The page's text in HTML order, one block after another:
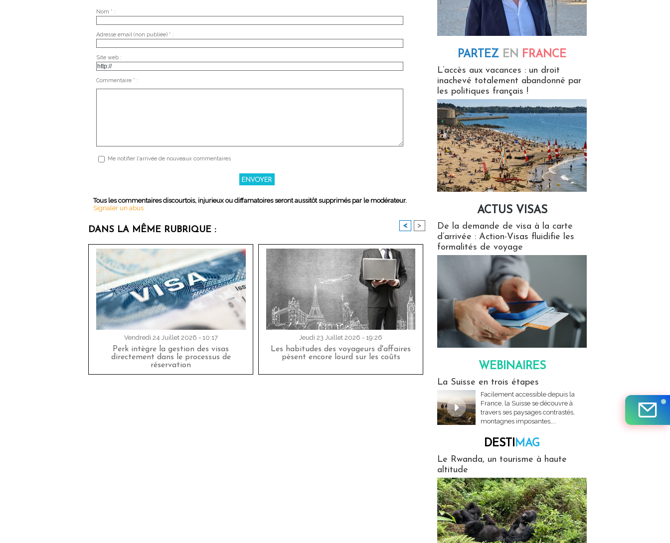
Nom * :
Adresse email (non publiée) * :
Site web :
Commentaire * :
Me notifier l'arrivée de nouveaux commentaires
Tous les commentaires discourtois, injurieux ou diffamatoires seront aussitôt supprimés par le modérateur.
Signaler un abus
DANS LA MÊME RUBRIQUE : < >
Vendredi 24 Juillet 2026 - 10:17
Perk intègre la gestion des visas
directement dans le processus de
réservation
Jeudi 23 Juillet 2026 - 19:26
Les habitudes des voyageurs d'affaires
pèsent encore lourd sur les coûts
PARTEZ EN FRANCE
L’accès aux vacances : un droit
inachevé totalement abandonné par
les politiques français !
ACTUS VISAS
De la demande de visa à la carte
d’arrivée : Action-Visas fluidifie les
formalités de voyage
WEBINAIRES
La Suisse en trois étapes
Facilement accessible depuis la
France, la Suisse se découvre à
travers ses paysages contrastés,
montagnes imposantes,...
DESTIMAG
Le Rwanda, un tourisme à haute
altitude